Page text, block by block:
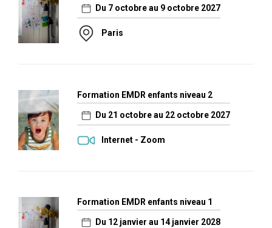
Du 7 octobre au 9 octobre 2027
Paris
Formation EMDR enfants niveau 2
Du 21 octobre au 22 octobre 2027
Internet - Zoom
Formation EMDR enfants niveau 1
Du 12 janvier au 14 janvier 2028